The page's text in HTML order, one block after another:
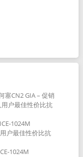
塞CN2 GIA – 促销
户最佳性价比抗
1024M
户最佳性价比抗
1024M